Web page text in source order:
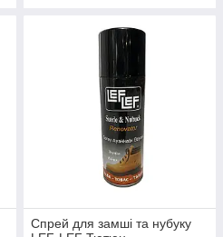
Спрей для замші та нубуку